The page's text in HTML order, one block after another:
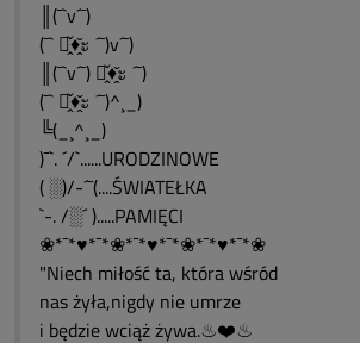
║(¯`v´¯)
(¯` ะ̭̌♦̭̌ะ ´¯)v´¯)
║(¯`v´¯) ะ̭̌♦̭̌ะ ´¯)
(¯` ะ̭̌♦̭̌ะ ´¯)^¸_)
╚(_¸^¸_)
)¯`. ´/`......URODZINOWE
( ░)/-´¯(....ŚWIATEŁKA
`-. /░´ ).....PAMIĘCI
❀*¯*♥*¯*❀*¯*♥*¯*❀*¯*♥*¯*❀
"Niech miłość ta, która wśród
nas żyła,nigdy nie umrze
i będzie wciąż żywa.♨❤️♨